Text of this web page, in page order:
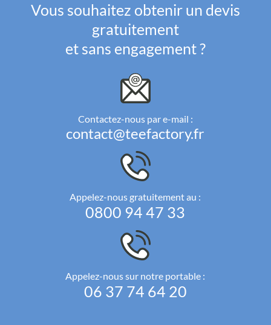
Vous souhaitez obtenir un devis
gratuitement
et sans engagement ?
Contactez-nous par e-mail :
contact@teefactory.fr
Appelez-nous gratuitement au :
0800 94 47 33
Appelez-nous sur notre portable :
06 37 74 64 20